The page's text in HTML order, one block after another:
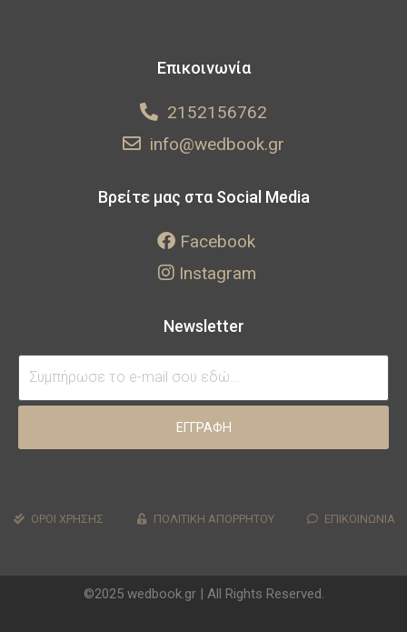
Επικοινωνία
2152156762
info@wedbook.gr
Βρείτε μας στα Social Media
Facebook
Instagram
Newsletter
ΕΓΓΡΑΦΗ
ΟΡΟΙ ΧΡΗΣΗΣ ΠΟΛΙΤΙΚΗ ΑΠΟΡΡΗΤΟΥ ΕΠΙΚΟΙΝΩΝΙΑ
©2025 wedbook.gr | All Rights Reserved.